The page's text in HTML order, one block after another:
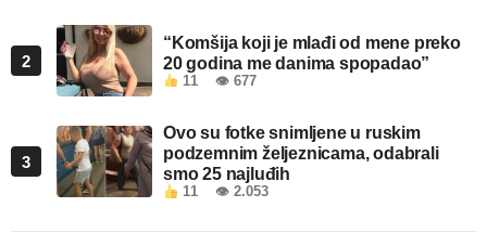
2
“Komšija koji je mlađi od mene preko
20 godina me danima spopadao”
11 👁 677
3
Ovo su fotke snimljene u ruskim
podzemnim željeznicama, odabrali
smo 25 najluđih
11 👁 2.053